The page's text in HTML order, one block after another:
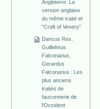
Angleterre. La
version anglaise
du même traité et
"Craft of Venery"
Dancus Rex,
Guillelmus
Falconarius,
Gerardus
Falconarius : Les
plus anciens
traités de
fauconnerie de
l'Occident